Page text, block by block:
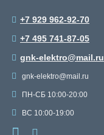
+7 929 962-92-70
+7 495 741-87-05
gnk-elektro@mail.ru
gnk-elektro@mail.ru
ПН-СБ 10:00-20:00
ВС 10:00-19:00